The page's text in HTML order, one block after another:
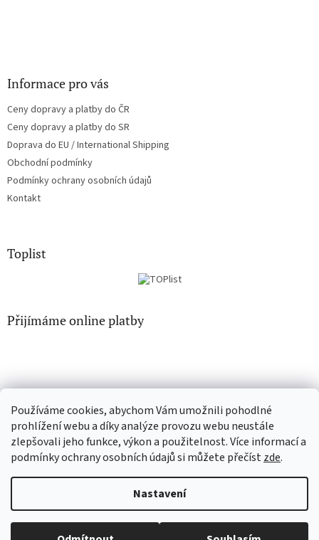
Používáme cookies, abychom Vám umožnili pohodlné
prohlížení webu a díky analýze provozu webu neustále
zlepšovali jeho funkce, výkon a použitelnost. Více informací a
podmínky ochrany osobních údajů si můžete přečístzde.
Nastavení
Informace pro vás
Ceny dopravy a platby do ČR
Ceny dopravy a platby do SR
Doprava do EU / International Shipping
Obchodní podmínky
Podmínky ochrany osobních údajů
Kontakt
Toplist
Přijímáme online platby
EN-filmy.cz CD-Soundtrack.cz
Vytvořil Shoptet
Copyright 2026CD-hudba.cz. Všechna práva vyhrazena.Upravit